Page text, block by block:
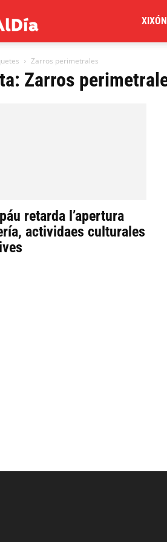
al
XIXÓN
Zarros perimetrales
Zarros
retarda l’apertura
actividaes culturales